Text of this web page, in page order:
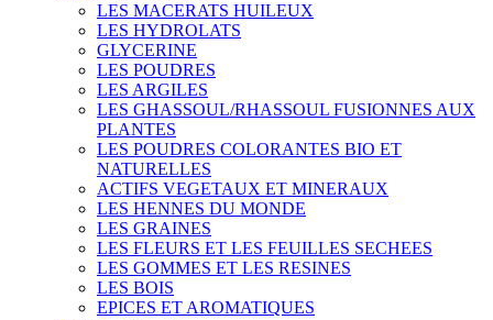
LES MACERATS HUILEUX
LES HYDROLATS
GLYCERINE
LES POUDRES
LES ARGILES
LES GHASSOUL/RHASSOUL FUSIONNES AUX
PLANTES
LES POUDRES COLORANTES BIO ET
NATURELLES
ACTIFS VEGETAUX ET MINERAUX
LES HENNES DU MONDE
LES GRAINES
LES FLEURS ET LES FEUILLES SECHEES
LES GOMMES ET LES RESINES
LES BOIS
EPICES ET AROMATIQUES